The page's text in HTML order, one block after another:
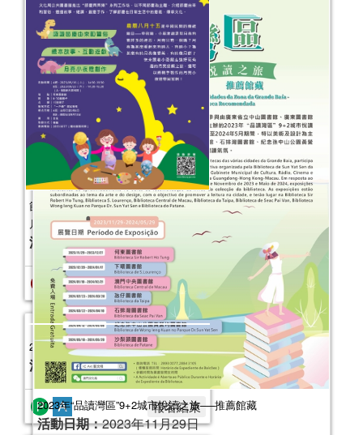
2023年“品讀灣區”9+2城市悅讀之旅──推薦館藏
活動日期：2023年11月29日
報名結束
粵藝流芳──公共圖書館館藏圖書推介
活動日期：2023年09月26日